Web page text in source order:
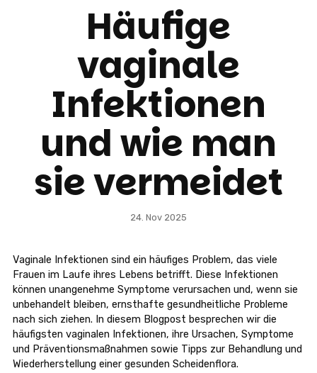
Häufige
vaginale
Infektionen
und wie man
sie vermeidet
24. Nov 2025
Vaginale Infektionen sind ein häufiges Problem, das viele
Frauen im Laufe ihres Lebens betrifft. Diese Infektionen
können unangenehme Symptome verursachen und, wenn sie
unbehandelt bleiben, ernsthafte gesundheitliche Probleme
nach sich ziehen. In diesem Blogpost besprechen wir die
häufigsten vaginalen Infektionen, ihre Ursachen, Symptome
und Präventionsmaßnahmen sowie Tipps zur Behandlung und
Wiederherstellung einer gesunden Scheidenflora.